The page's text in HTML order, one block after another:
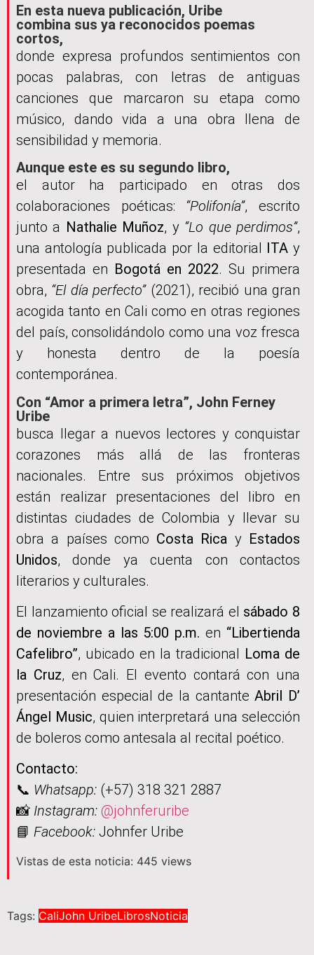
En esta nueva publicación, Uribe
combina sus ya reconocidos poemas
cortos,
donde expresa profundos sentimientos con
pocas palabras, con letras de antiguas
canciones que marcaron su etapa como
músico, dando vida a una obra llena de
sensibilidad y memoria.
Aunque este es su segundo libro,
el autor ha participado en otras dos
colaboraciones poéticas: “Polifonía”, escrito
junto a Nathalie Muñoz, y “Lo que perdimos”,
una antología publicada por la editorial ITA y
presentada en Bogotá en 2022. Su primera
obra, “El día perfecto”(2021), recibió una gran
acogida tanto en Cali como en otras regiones
del país, consolidándolo como una voz fresca
y honesta dentro de la poesía
contemporánea.
Con “Amor a primera letra”, John Ferney
Uribe
busca llegar a nuevos lectores y conquistar
corazones más allá de las fronteras
nacionales. Entre sus próximos objetivos
están realizar presentaciones del libro en
distintas ciudades de Colombia y llevar su
obra a países como Costa Rica y Estados
Unidos, donde ya cuenta con contactos
literarios y culturales.
El lanzamiento oficial se realizará el sábado 8
de noviembre a las 5:00 p.m. en “Libertienda
Cafelibro”, ubicado en la tradicional Loma de
la Cruz, en Cali. El evento contará con una
presentación especial de la cantanteAbril D’
Ángel Music, quien interpretará una selección
de boleros como antesala al recital poético.
Contacto:
📞 Whatsapp: (+57) 318 321 2887
📸 Instagram: @johnferuribe
📘 Facebook: Johnfer Uribe
Vistas de esta noticia: 445 views
Tags: CaliJohn UribeLibrosNoticia